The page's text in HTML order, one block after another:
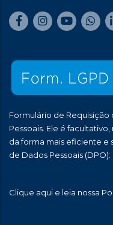
Formulário de
Pessoais. Ele é
da forma mais eficiente e
de Dados Pessoais (DPO):
Clique aqui e leia nossa